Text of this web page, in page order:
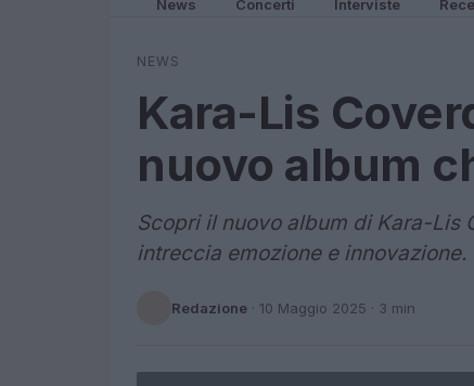
News Concerti Interviste
NEWS
Kara-Lis
nuovo album
Scopri il nuovo album di Kara-Lis
intreccia emozione e innovazione.
Redazione · 10 Maggio 2025 · 3 min